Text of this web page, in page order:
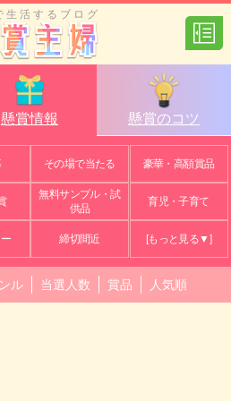
生活するブログ
懸賞情報 懸賞のコツ
その場で当たる 豪華・高額賞品
無料サンプル・試
供品
育児・子育て
締切間近 [もっと見る▼]
ル 当選人数 賞品 人気順